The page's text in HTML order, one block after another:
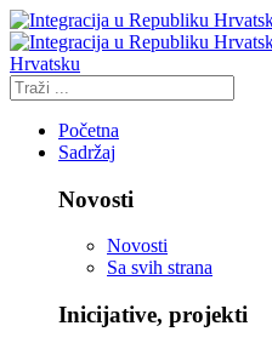
Hrvatsku
Početna
Sadržaj
Novosti
Novosti
Sa svih strana
Inicijative, projekti